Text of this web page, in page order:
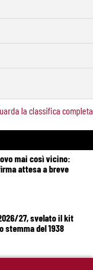
la classifica completa
mai così vicino:
attesa a breve
27, svelato il kit
stemma del 1938